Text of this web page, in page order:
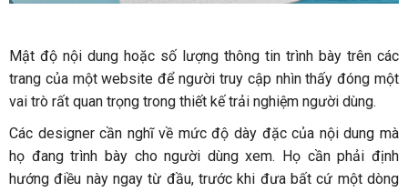
Mật độ nội dung hoặc số lượng thông tin trình bày trên các
trang của một website để người truy cập nhìn thấy đóng một
vai trò rất quan trọng trong thiết kế trải nghiệm người dùng.
Các designer cần nghĩ về mức độ dày đặc của nội dung mà
họ đang trình bày cho người dùng xem. Họ cần phải định
hướng điều này ngay từ đầu, trước khi đưa bất cứ một dòng